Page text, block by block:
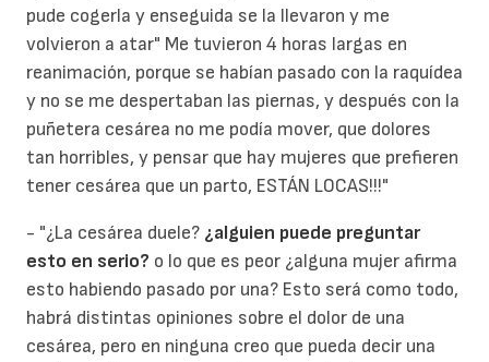
pude cogerla y enseguida se la llevaron y me
volvieron a atar" Me tuvieron 4 horas largas en
reanimación, porque se habían pasado con la raquídea
y no se me despertaban las piernas, y después con la
puñetera cesárea no me podía mover, que dolores
tan horribles, y pensar que hay mujeres que prefieren
tener cesárea que un parto, ESTÁN LOCAS!!!"
- "¿La cesárea duele? ¿alguien puede preguntar
esto en serio? o lo que es peor ¿alguna mujer afirma
esto habiendo pasado por una? Esto será como todo,
habrá distintas opiniones sobre el dolor de una
cesárea, pero en ninguna creo que pueda decir una